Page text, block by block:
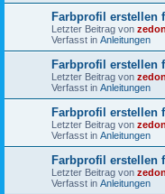
Farbprofil erstellen
Letzter Beitrag von
Verfasst in Anleitungen
Farbprofil erstellen
Letzter Beitrag von
Verfasst in Anleitungen
Farbprofil erstellen
Letzter Beitrag von
Verfasst in Anleitungen
Farbprofil erstellen
Letzter Beitrag von
Verfasst in Anleitungen